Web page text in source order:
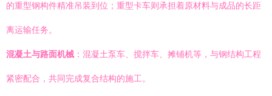
的重型钢构件精准吊装到位；重型卡车则承担着原材料与成品的长距
离运输任务。
混凝土与路面机械 ：混凝土泵车、搅拌车、摊铺机等，与钢结构工程
紧密配合，共同完成复合结构的施工。